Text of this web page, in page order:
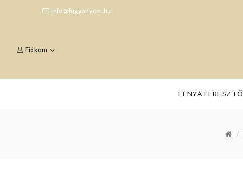
info@fuggonyom.hu
Fiókom
FÉNYÁTERESZTŐ